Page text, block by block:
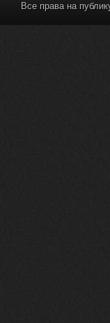
Все права на